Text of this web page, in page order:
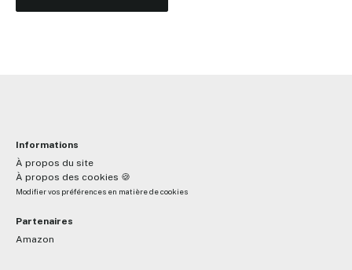
Informations
À propos du site
À propos des cookies 🍪
Modifier vos préférences en matière de cookies
Partenaires
Amazon